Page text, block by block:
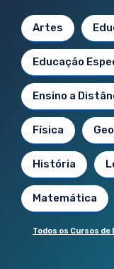
Artes
Educação
Ensino a
Física
História
Matemática
Todos os Cursos de